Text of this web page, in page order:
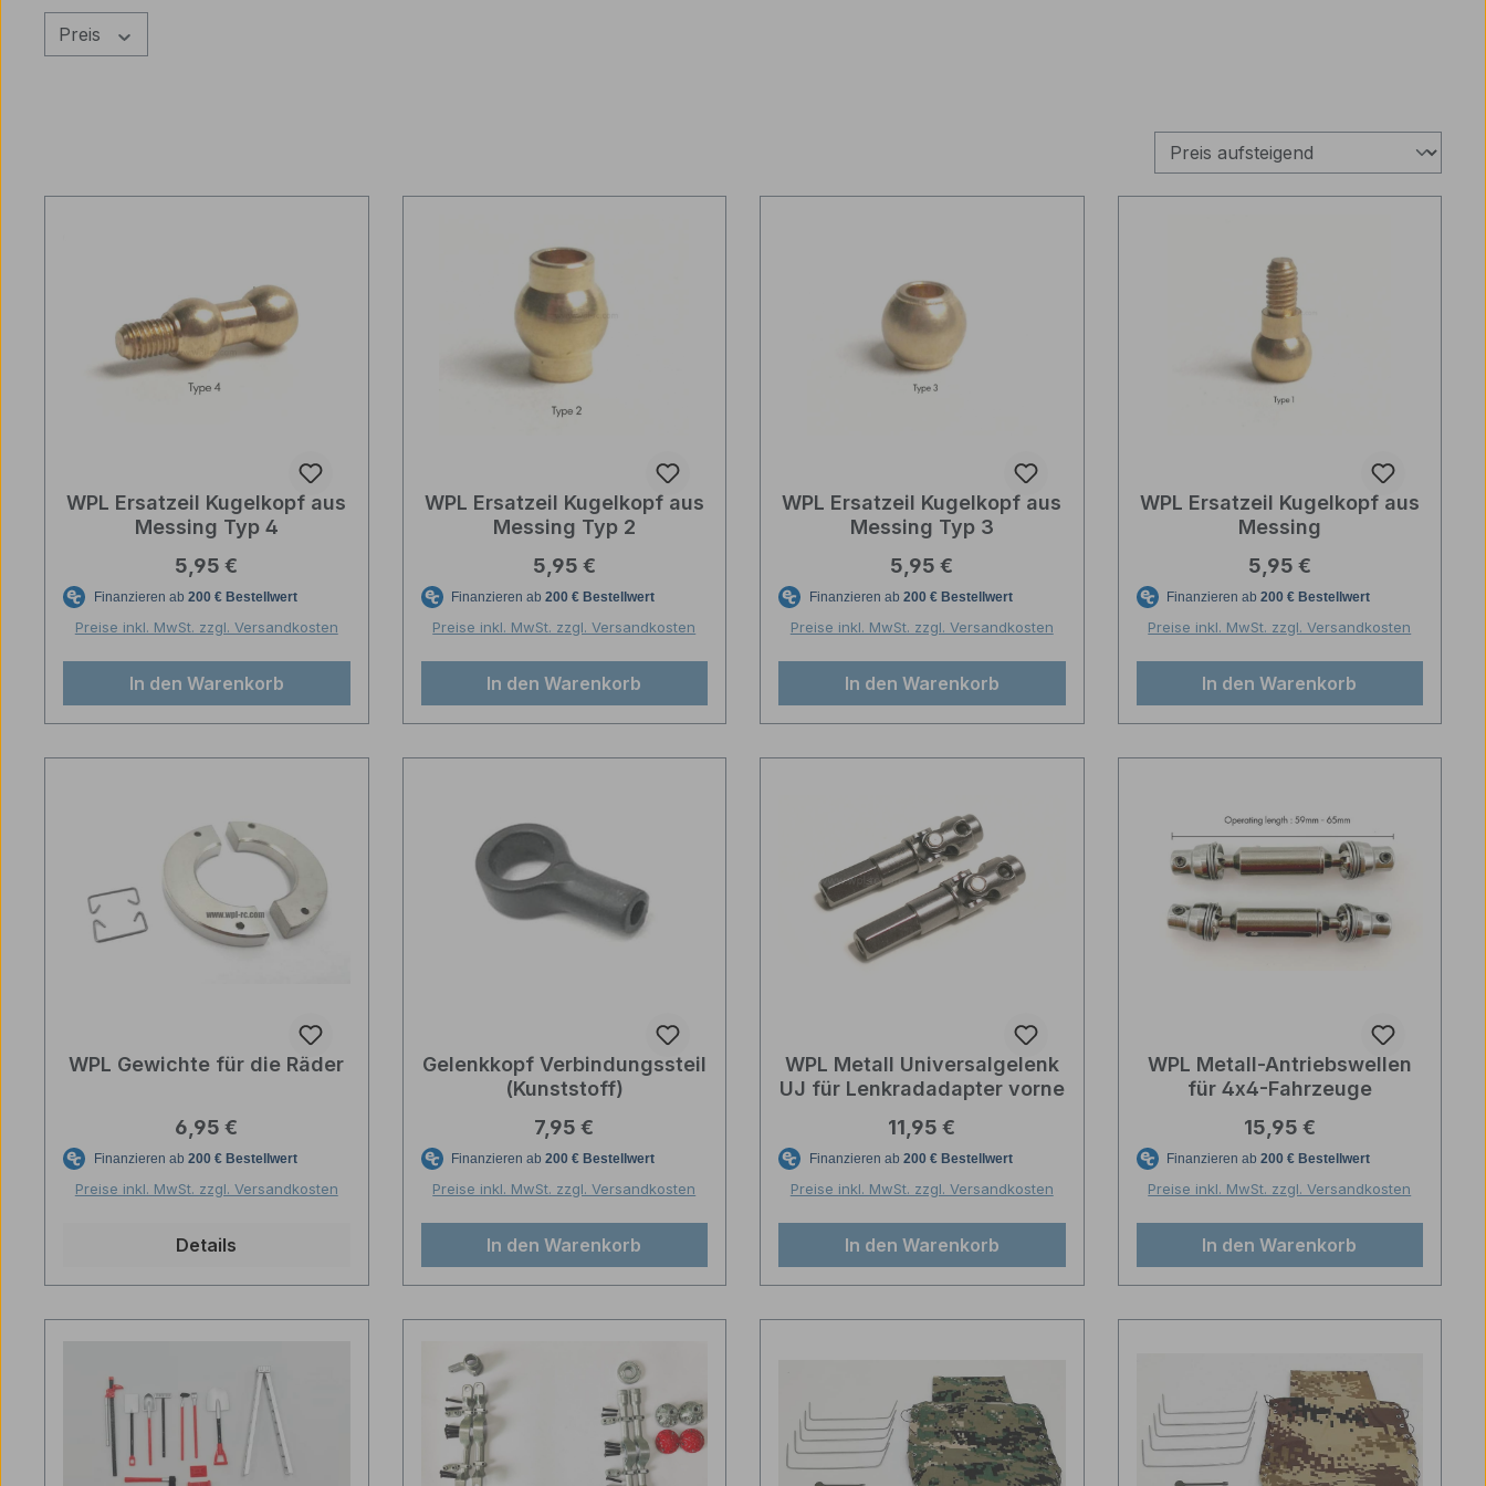
Preis
WPL Ersatzeil Kugelkopf aus
Messing Typ 4
Regulärer Preis:
5,95 €
Preise inkl. MwSt. zzgl. Versandkosten
In den Warenkorb
WPL Ersatzeil Kugelkopf aus
Messing Typ 2
Regulärer Preis:
5,95 €
Preise inkl. MwSt. zzgl. Versandkosten
In den Warenkorb
WPL Ersatzeil Kugelkopf aus
Messing Typ 3
Regulärer Preis:
5,95 €
Preise inkl. MwSt. zzgl. Versandkosten
In den Warenkorb
WPL Ersatzeil Kugelkopf aus
Messing
Regulärer Preis:
5,95 €
Preise inkl. MwSt. zzgl. Versandkosten
In den Warenkorb
WPL Gewichte für die Räder
Regulärer Preis:
6,95 €
Preise inkl. MwSt. zzgl. Versandkosten
Details
Gelenkkopf Verbindungssteil
(Kunststoff)
Regulärer Preis:
7,95 €
Preise inkl. MwSt. zzgl. Versandkosten
In den Warenkorb
WPL Metall Universalgelenk
UJ für Lenkradadapter vorne
Regulärer Preis:
11,95 €
Preise inkl. MwSt. zzgl. Versandkosten
In den Warenkorb
WPL Metall-Antriebswellen
für 4x4-Fahrzeuge
Regulärer Preis:
15,95 €
Preise inkl. MwSt. zzgl. Versandkosten
In den Warenkorb